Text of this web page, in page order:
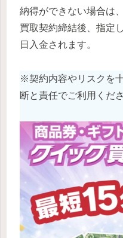
納得ができない場合は
買取契約締結後、指定
日入金されます。
※契約内容やリスクを
断と責任でご利用くださ